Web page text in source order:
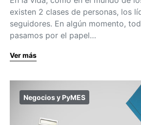
existen 2 clases de personas, los
seguidores. En algún momento,
pasamos por el papel…
Ver más
Negocios y PyMES